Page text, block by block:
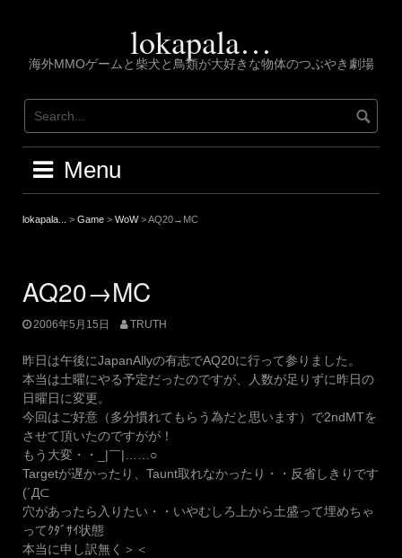
lokapala…
海外MMOゲームと柴犬と鳥類が大好きな物体のつぶやき劇場
Menu
lokapala... > Game > WoW>AQ20→MC
AQ20→MC
2006年5月15日 TRUTH
昨日は午後にJapanAllyの有志でAQ20に行って参りました。
本当は土曜にやる予定だったのですが、人数が足りずに昨日の
日曜日に変更。
今回はご好意（多分慣れてもらう為だと思います）で2ndMTを
させて頂いたのですがが！
もう大変・・_|￣|……○
Targetが遅かったり、Taunt取れなかったり・・反省しきりです
(´Д⊂
穴があったら入りたい・・いやむしろ上から土盛って埋めちゃ
ってｸﾀﾞｻｲ状態
本当に申し訳無く＞＜